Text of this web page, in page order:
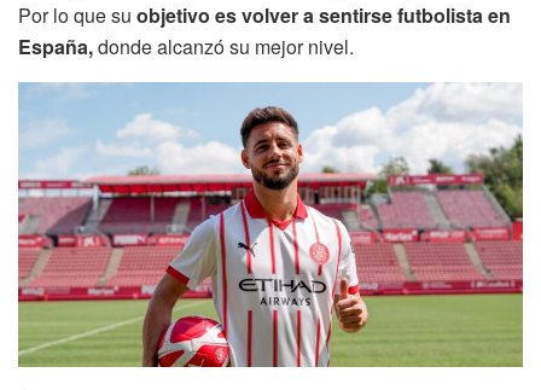
Por lo que su objetivo es volver a sentirse futbolista en
España,donde alcanzó su mejor nivel.